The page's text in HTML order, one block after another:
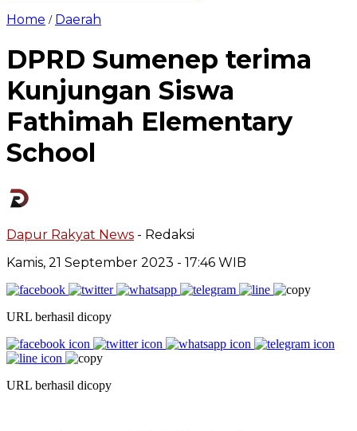
Home / Daerah
DPRD Sumenep terima
Kunjungan Siswa
Fathimah Elementary
School
Dapur Rakyat News - Redaksi
Kamis, 21 September 2023 - 17:46 WIB
URL berhasil dicopy
URL berhasil dicopy